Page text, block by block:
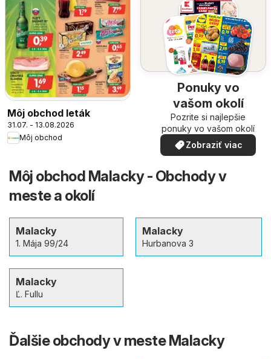
Môj obchod leták
31.07. - 13.08.2026
Môj obchod
Ponuky vo
vašom okolí
Pozrite si najlepšie
ponuky vo vašom okolí
Zobraziť viac
Môj obchod Malacky - Obchody v
meste a okolí
Malacky
1. Mája 99/24
Malacky
Hurbanova 3
Malacky
Ľ. Fullu
Ďalšie obchody v meste Malacky